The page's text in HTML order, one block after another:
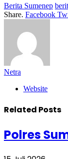
Berita Sumenep
Share. Facebook
Netra
Website
Related Posts
Polres